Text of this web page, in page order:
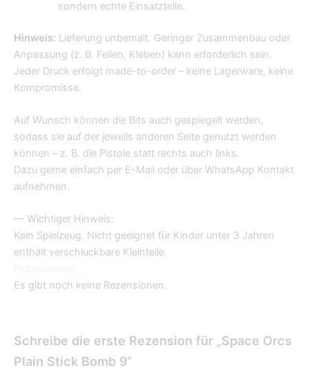
sondern echte Einsatzteile.
Hinweis: Lieferung unbemalt. Geringer Zusammenbau oder
Anpassung (z. B. Feilen, Kleben) kann erforderlich sein.
Jeder Druck erfolgt made-to-order – keine Lagerware, keine
Kompromisse.
Auf Wunsch können die Bits auch gespiegelt werden,
sodass sie auf der jeweils anderen Seite genutzt werden
können – z. B. die Pistole statt rechts auch links.
Dazu gerne einfach per E-Mail oder über WhatsApp Kontakt
aufnehmen.
— Wichtiger Hinweis:
Kein Spielzeug. Nicht geeignet für Kinder unter 3 Jahren
enthält verschluckbare Kleinteile.
Es gibt noch keine Rezensionen.
Schreibe die erste Rezension für „Space Orcs
Plain Stick Bomb 9“